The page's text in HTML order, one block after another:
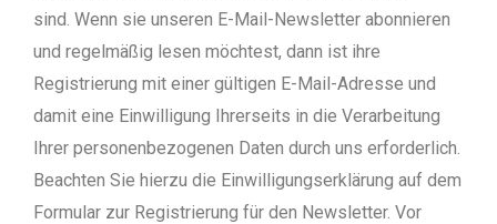
sind. Wenn sie unseren E-Mail-Newsletter abonnieren
und regelmäßig lesen möchtest, dann ist ihre
Registrierung mit einer gültigen E-Mail-Adresse und
damit eine Einwilligung Ihrerseits in die Verarbeitung
Ihrer personenbezogenen Daten durch uns erforderlich.
Beachten Sie hierzu die Einwilligungserklärung auf dem
Formular zur Registrierung für den Newsletter. Vor